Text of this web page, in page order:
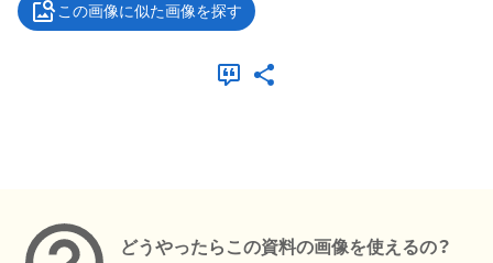
この画像に似た画像を探す
どうやったらこの資料の画像を使えるの？